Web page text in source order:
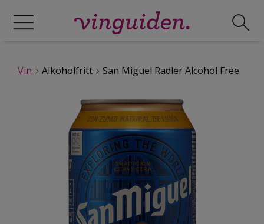
Vin Alkoholfritt San Miguel Radler Alcohol Free